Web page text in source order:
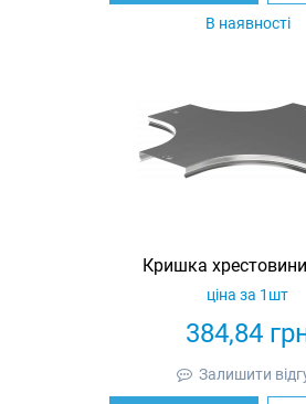
В наявності
Кришка
384,84
ціна за 1шт
Залишити